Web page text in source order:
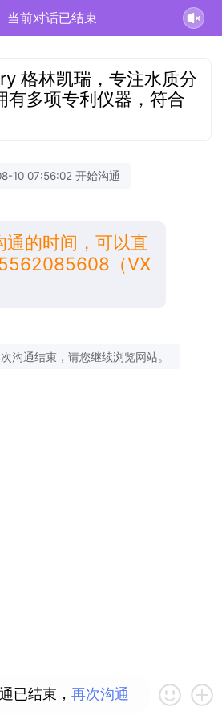
当前对话已结束
格林凯瑞，专注水质分
有多项专利仪器，符合
10 07:56:02 开始沟通
通的时间，可以直
（VX
沟通结束，请您继续浏览网站。
已结束， 再次沟通